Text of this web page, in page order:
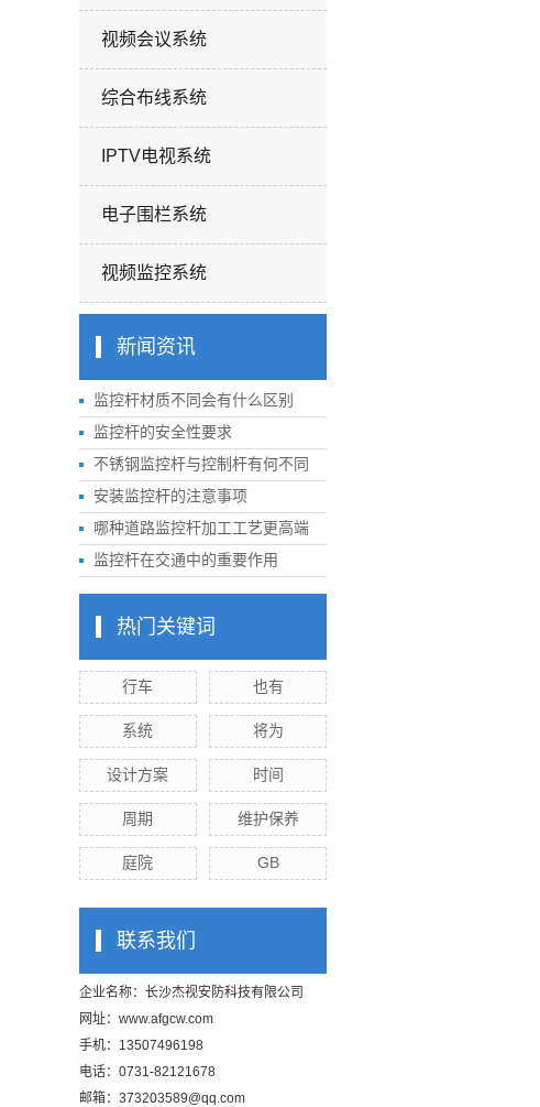
视频会议系统
综合布线系统
IPTV电视系统
电子围栏系统
视频监控系统
新闻资讯
监控杆材质不同会有什么区别
监控杆的安全性要求
不锈钢监控杆与控制杆有何不同
安装监控杆的注意事项
哪种道路监控杆加工工艺更高端
监控杆在交通中的重要作用
热门关键词
行车 也有
系统 将为
设计方案 时间
周期 维护保养
庭院 GB
联系我们
企业名称：长沙杰视安防科技有限公司
网址： www.afgcw.com
手机：13507496198
电话：0731-82121678
邮箱：373203589@qq.com